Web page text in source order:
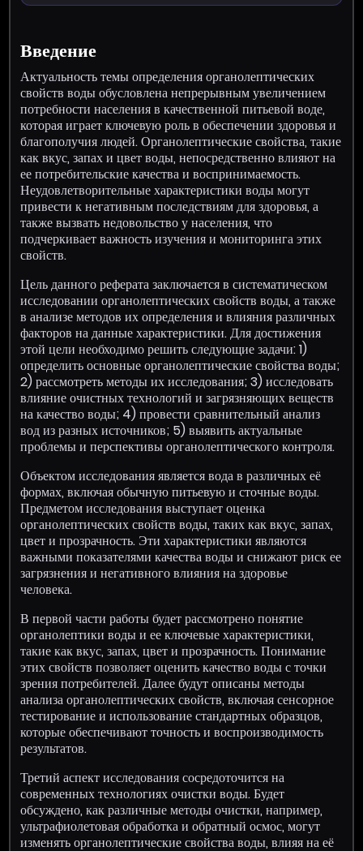
Введение
Актуальность темы определения органолептических
свойств воды обусловлена непрерывным увеличением
потребности населения в качественной питьевой воде,
которая играет ключевую роль в обеспечении здоровья и
благополучия людей. Органолептические свойства, такие
как вкус, запах и цвет воды, непосредственно влияют на
ее потребительские качества и воспринимаемость.
Неудовлетворительные характеристики воды могут
привести к негативным последствиям для здоровья, а
также вызвать недовольство у населения, что
подчеркивает важность изучения и мониторинга этих
свойств.
Цель данного реферата заключается в систематическом
исследовании органолептических свойств воды, а также
в анализе методов их определения и влияния различных
факторов на данные характеристики. Для достижения
этой цели необходимо решить следующие задачи: 1)
определить основные органолептические свойства воды;
2) рассмотреть методы их исследования; 3) исследовать
влияние очистных технологий и загрязняющих веществ
на качество воды; 4) провести сравнительный анализ
вод из разных источников; 5) выявить актуальные
проблемы и перспективы органолептического контроля.
Объектом исследования является вода в различных её
формах, включая обычную питьевую и сточные воды.
Предметом исследования выступает оценка
органолептических свойств воды, таких как вкус, запах,
цвет и прозрачность. Эти характеристики являются
важными показателями качества воды и снижают риск ее
загрязнения и негативного влияния на здоровье
человека.
В первой части работы будет рассмотрено понятие
органолептики воды и ее ключевые характеристики,
такие как вкус, запах, цвет и прозрачность. Понимание
этих свойств позволяет оценить качество воды с точки
зрения потребителей. Далее будут описаны методы
анализа органолептических свойств, включая сенсорное
тестирование и использование стандартных образцов,
которые обеспечивают точность и воспроизводимость
результатов.
Третий аспект исследования сосредоточится на
современных технологиях очистки воды. Будет
обсуждено, как различные методы очистки, например,
ультрафиолетовая обработка и обратный осмос, могут
изменять органолептические свойства воды, влияя на её